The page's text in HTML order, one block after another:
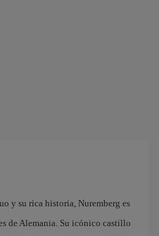
y su rica historia, Nuremberg es
de Alemania. Su icónico castillo